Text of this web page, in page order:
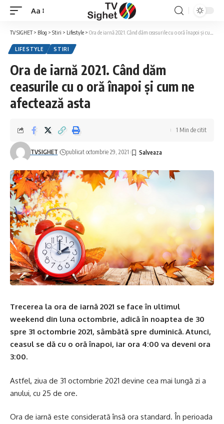
Font
Resizer
Aa
TV SIGHET> Blog > Stiri > Lifestyle > Ora de iarnă 2021. Când dăm ceasurile cu o oră înapoi și cum ne afectează asta
LIFESTYLE STIRI
Ora de iarnă 2021. Când dăm
ceasurile cu o oră înapoi și cum ne
afectează asta
TVSIGHET publicat octombrie 29, 2021
1 Min de citit
Trecerea la ora de iarnă 2021 se face în ultimul
weekend din luna octombrie, adică în noaptea de 30
spre 31 octombrie 2021, sâmbătă spre duminică. Atunci,
ceasul se dă cu o oră înapoi, iar ora 4:00 va deveni ora
3:00.
Astfel, ziua de 31 octombrie 2021 devine cea mai lungă zi a
anului, cu 25 de ore.
Ora de iarnă este considerată însă ora standard. În perioada